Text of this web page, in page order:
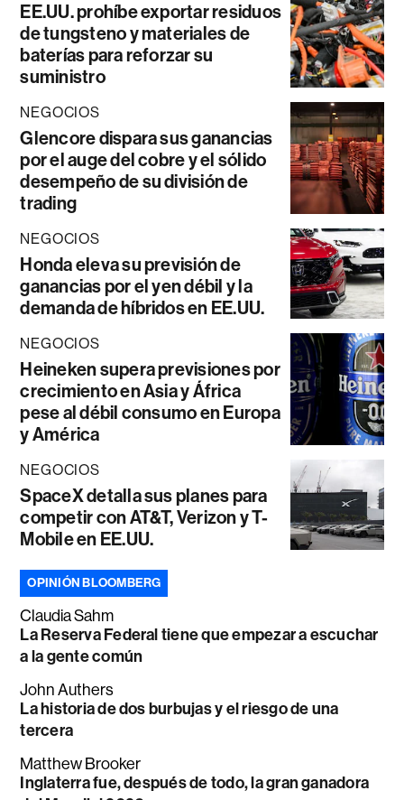
EE.UU. prohíbe exportar residuos
de tungsteno y materiales de
baterías para reforzar su
suministro
NEGOCIOS
Glencore dispara sus ganancias
por el auge del cobre y el sólido
desempeño de su división de
trading
NEGOCIOS
Honda eleva su previsión de
ganancias por el yen débil y la
demanda de híbridos en EE.UU.
NEGOCIOS
Heineken supera previsiones por
crecimiento en Asia y África
pese al débil consumo en Europa
y América
NEGOCIOS
SpaceX detalla sus planes para
competir con AT&T, Verizon y T-
Mobile en EE.UU.
OPINIÓN BLOOMBERG
Claudia Sahm
La Reserva Federal tiene que empezar a escuchar
a la gente común
John Authers
La historia de dos burbujas y el riesgo de una
tercera
Matthew Brooker
Inglaterra fue, después de todo, la gran ganadora